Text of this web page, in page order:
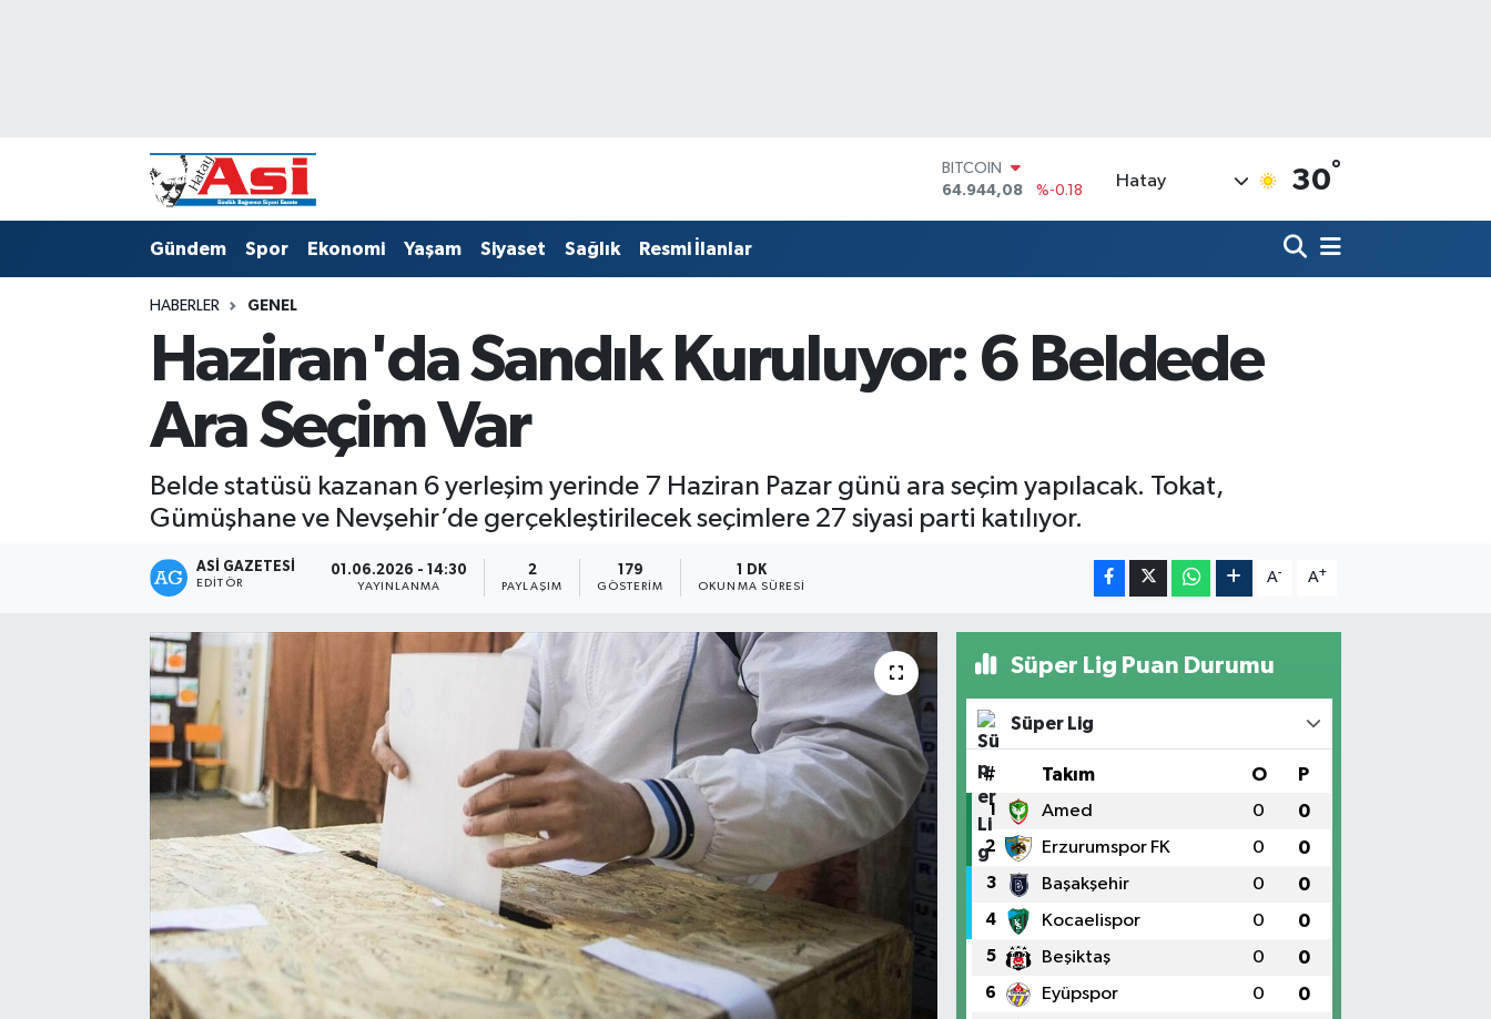
DOLAR
47,7436
%0.18
64,4811
%0.38
BİST100
13.779
%-14
Hatay 30°
Gündem Spor Ekonomi Yaşam Siyaset Sağlık Resmi İlanlar
HABERLER GENEL
Haziran'da Sandık Kuruluyor: 6 Beldede
Ara Seçim Var
Belde statüsü kazanan 6 yerleşim yerinde 7 Haziran Pazar günü ara seçim yapılacak. Tokat,
Gümüşhane ve Nevşehir’de gerçekleştirilecek seçimlere 27 siyasi parti katılıyor.
ASI GAZETESI
EDITÖR
01.06.2026 - 14:30
YAYINLANMA
2
PAYLAŞIM
179
GÖSTERIM
1 DK
OKUNMA SÜRESI
A- A+
Süper Lig Puan Durumu
Süper Lig
# Takım O P
1 Amed 0 0
2 Erzurumspor FK 0 0
3 Başakşehir 0 0
4 Kocaelispor 0 0
5 Beşiktaş 0 0
6 Eyüpspor 0 0
Süper Lig Puan Durumu ve Fikstür
Tüm Manşetler
Son Dakika Haberleri
Haber Arşivi